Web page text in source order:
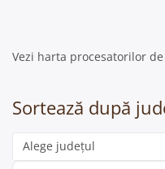
Vezi harta procesatorilor
Sortează după
Categorie